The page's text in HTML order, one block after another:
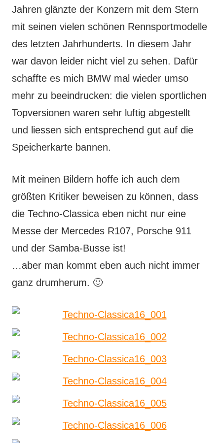
Jahren glänzte der Konzern mit dem Stern
mit seinen vielen schönen Rennsportmodelle
des letzten Jahrhunderts. In diesem Jahr
war davon leider nicht viel zu sehen. Dafür
schaffte es mich BMW mal wieder umso
mehr zu beeindrucken: die vielen sportlichen
Topversionen waren sehr luftig abgestellt
und liessen sich entsprechend gut auf die
Speicherkarte bannen.
Mit meinen Bildern hoffe ich auch dem
größten Kritiker beweisen zu können, dass
die Techno-Classica eben nicht nur eine
Messe der Mercedes R107, Porsche 911
und der Samba-Busse ist!
…aber man kommt eben auch nicht immer
ganz drumherum. 🙂